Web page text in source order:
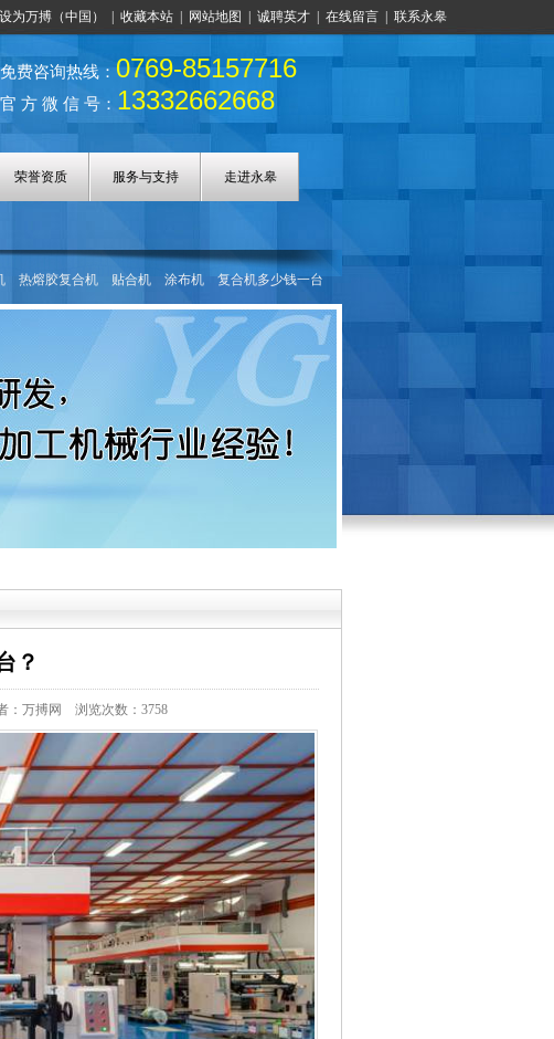
设为万搏（中国） 收藏本站 网站地图 诚聘英才 在线留言 联系永皋
免费咨询热线： 0769-85157716
官 方 微 信 号： 13332662668
荣誉资质 服务与支持 走进永皋
热熔胶复合机 贴合机 涂布机
复合机多少钱一台
？
：万搏网 浏览次数：3758